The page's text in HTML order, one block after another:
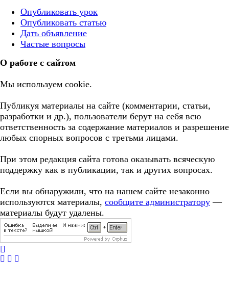
Опубликовать урок
Опубликовать статью
Дать объявление
Частые вопросы
О работе с сайтом
Мы используем cookie.
Публикуя материалы на сайте (комментарии, статьи,
разработки и др.), пользователи берут на себя всю
ответственность за содержание материалов и разрешение
любых спорных вопросов с третьми лицами.
При этом редакция сайта готова оказывать всяческую
поддержку как в публикации, так и других вопросах.
Если вы обнаружили, что на нашем сайте незаконно
используются материалы, сообщите администратору —
материалы будут удалены.